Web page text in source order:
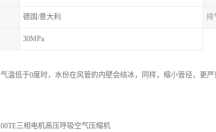
德国/意大利 排
30MPa
温低于0度时，水份在风管的内壁会结冰，同样，缩小管径，更
三相电机高压呼吸空气压缩机